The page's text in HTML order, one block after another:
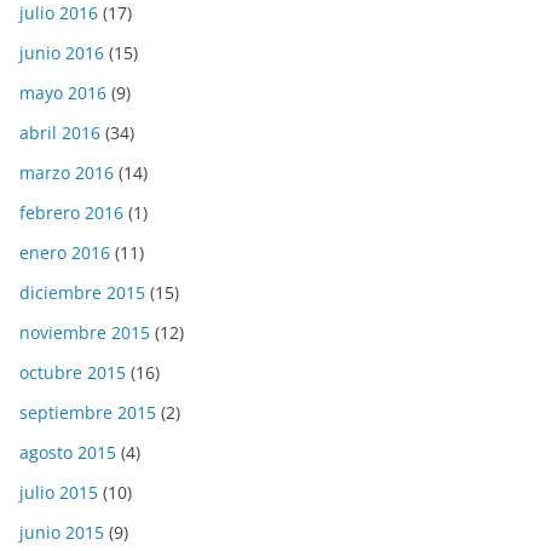
julio 2016 (17)
junio 2016 (15)
mayo 2016 (9)
abril 2016 (34)
marzo 2016 (14)
febrero 2016 (1)
enero 2016 (11)
diciembre 2015 (15)
noviembre 2015 (12)
octubre 2015 (16)
septiembre 2015 (2)
agosto 2015 (4)
julio 2015 (10)
junio 2015 (9)